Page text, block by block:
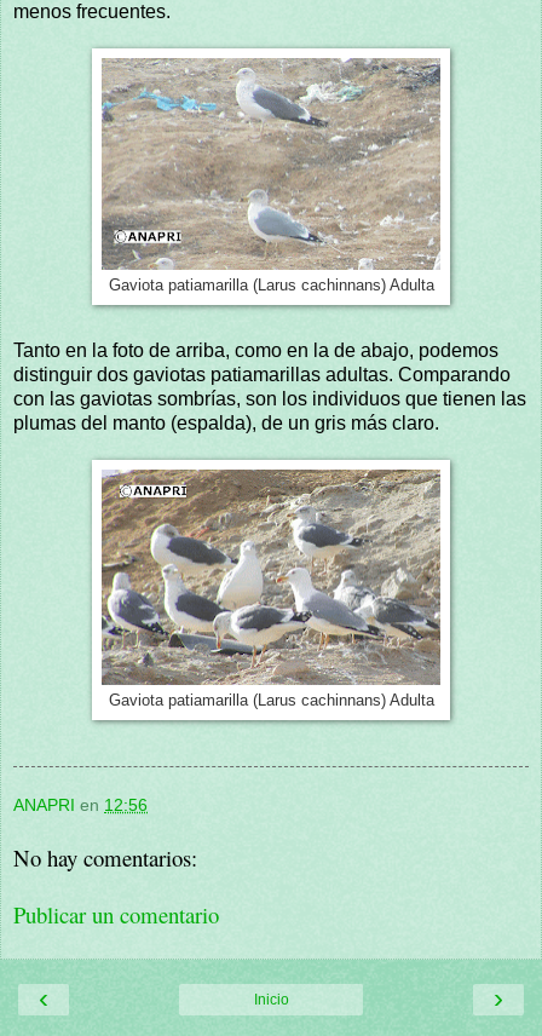
menos frecuentes.
Gaviota patiamarilla (Larus cachinnans) Adulta
Tanto en la foto de arriba, como en la de abajo, podemos
distinguir dos gaviotas patiamarillas adultas. Comparando
con las gaviotas sombrías, son los individuos que tienen las
plumas del manto (espalda), de un gris más claro.
Gaviota patiamarilla (Larus cachinnans) Adulta
ANAPRI en 12:56
No hay comentarios:
Publicar un comentario
‹ ›
Inicio